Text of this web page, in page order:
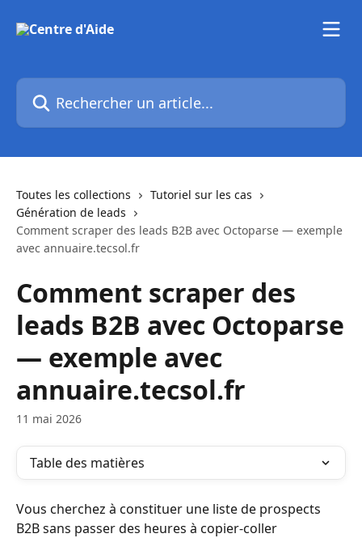
Rechercher un article...
Toutes les collections
Tutoriel sur les cas
Génération de leads
Comment scraper des leads B2B avec Octoparse — exemple
avec annuaire.tecsol.fr
Comment scraper des
leads B2B avec Octoparse
— exemple avec
annuaire.tecsol.fr
11 mai 2026
Table des matières
Vous cherchez à constituer une liste de prospects
B2B sans passer des heures à copier-coller